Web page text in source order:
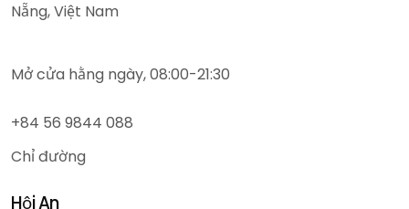
Nẵng, Việt Nam
Mở cửa hằng ngày, 08:00-21:30
+84 56 9844 088
Chỉ đường
Hội An